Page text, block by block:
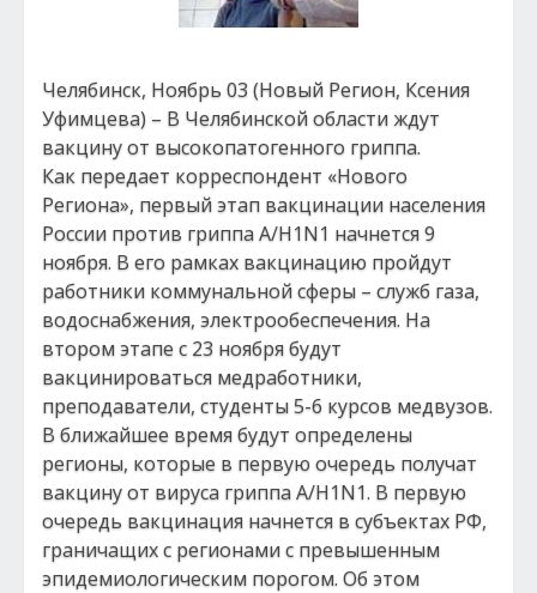
Челябинск, Ноябрь 03 (Новый Регион, Ксения
Уфимцева) – В Челябинской области ждут
вакцину от высокопатогенного гриппа.
Как передает корреспондент «Нового
Региона», первый этап вакцинации населения
России против гриппа А/H1N1 начнется 9
ноября. В его рамках вакцинацию пройдут
работники коммунальной сферы – служб газа,
водоснабжения, электрообеспечения. На
втором этапе с 23 ноября будут
вакцинироваться медработники,
преподаватели, студенты 5-6 курсов медвузов.
В ближайшее время будут определены
регионы, которые в первую очередь получат
вакцину от вируса гриппа А/H1N1. В первую
очередь вакцинация начнется в субъектах РФ,
граничащих с регионами с превышенным
эпидемиологическим порогом. Об этом